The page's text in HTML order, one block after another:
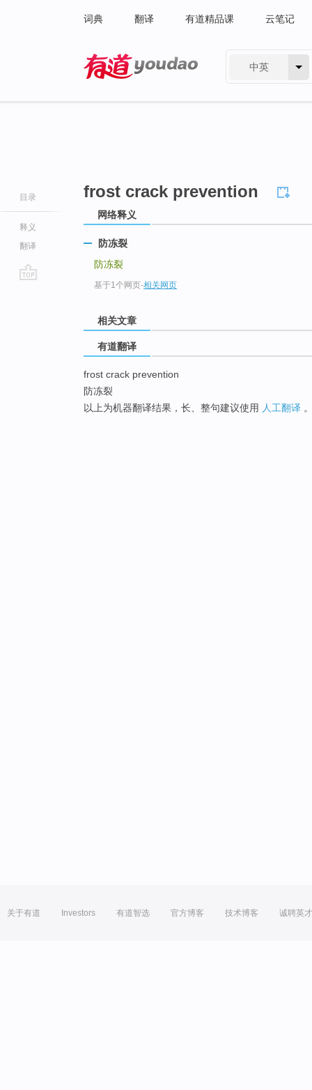
词典 翻译 有道精品课 云笔记
中英
目录
释义
翻译
frost crack prevention
网络释义
防冻裂
防冻裂
基于1个网页-相关网页
相关文章
有道翻译
frost crack prevention
防冻裂
以上为机器翻译结果，长、整句建议使用 人工翻译
关于有道 Investors 有道智选 官方博客 技术博客 诚聘英才